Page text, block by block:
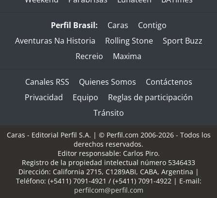
Perfil Brasil: Caras
Contigo
Aventuras Na Historia
Rolling Stone
Sport Buzz
Recreio
Maxima
Canales RSS Quienes Somos
Contáctenos
Privacidad
Equipo
Reglas de participación
Tránsito
Caras - Editorial Perfil S.A. | © Perfil.com 2006-2026 - Todos los
derechos reservados.
Editor responsable: Carlos Piro.
Registro de la propiedad intelectual número 5346433
Dirección: California 2715, C1289ABI, CABA, Argentina |
Teléfono: (+5411) 7091-4921 / (+5411) 7091-4922 | E-mail:
perfilcom@perfil.com